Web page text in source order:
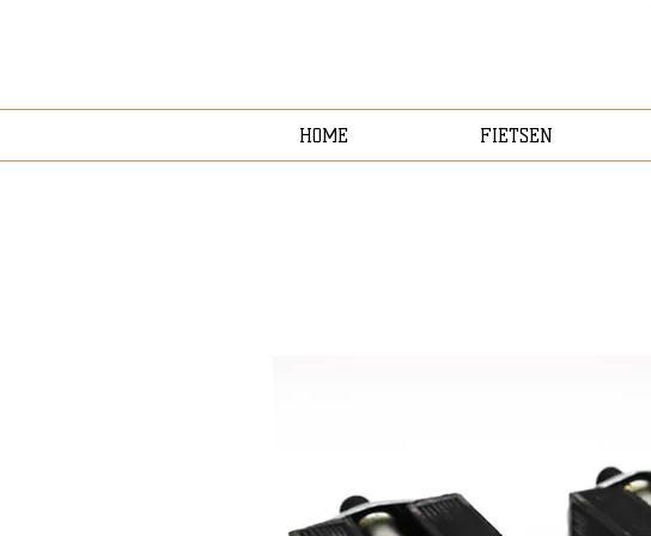
HOME FIETSEN